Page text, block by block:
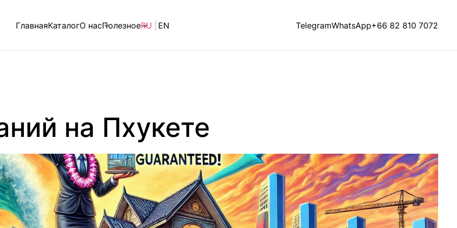
ГлавнаяКаталогО насПолезноеRU EN TelegramWhatsApp+66 82 810 7072
на Пхукете